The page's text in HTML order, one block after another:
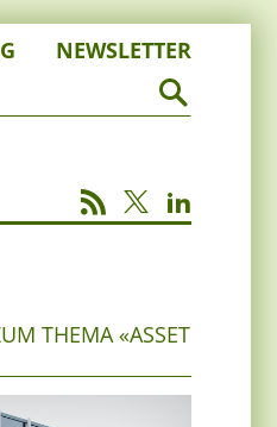
NEWSLETTER
THEMA «ASSET